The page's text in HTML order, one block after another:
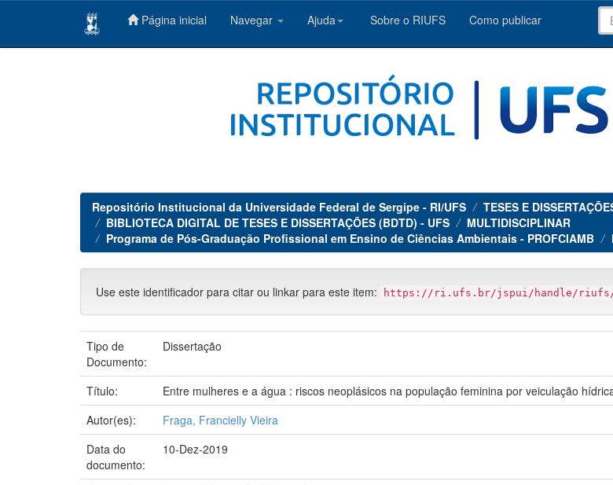
Página inicial Navegar Ajuda Sobre o RIUFS Como publicar
Repositório Institucional da Universidade Federal de Sergipe - RI/UFS
TESES E
BIBLIOTECA DIGITAL DE TESES E DISSERTAÇÕES (BDTD) - UFS
MULTIDISCIPLINAR
Programa de Pós-Graduação Profissional em Ensino de Ciências Ambientais - PROFCIAMB
Use este identificador para citar ou linkar para este item: https://ri.ufs.br/jspui/handle/riufs/
Tipo de
Documento:
Dissertação
Título:
Entre mulheres e a água : riscos neoplásicos na população feminina por veiculação
Autor(es):
Fraga, Francielly Vieira
Data do
documento:
10-Dez-2019